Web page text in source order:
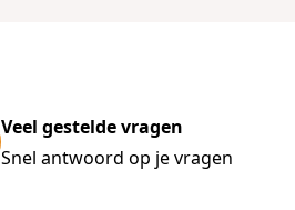
Veel gestelde vragen
Snel antwoord op je vragen